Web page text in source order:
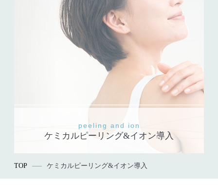
peeling and ion
ケミカルピーリング&イオン導入
TOP ケミカルピーリング&イオン導入